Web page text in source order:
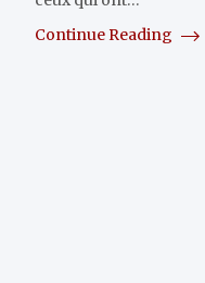
Continue Reading